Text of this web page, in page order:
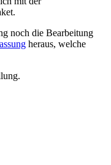
noch die Bearbeitung
heraus, welche